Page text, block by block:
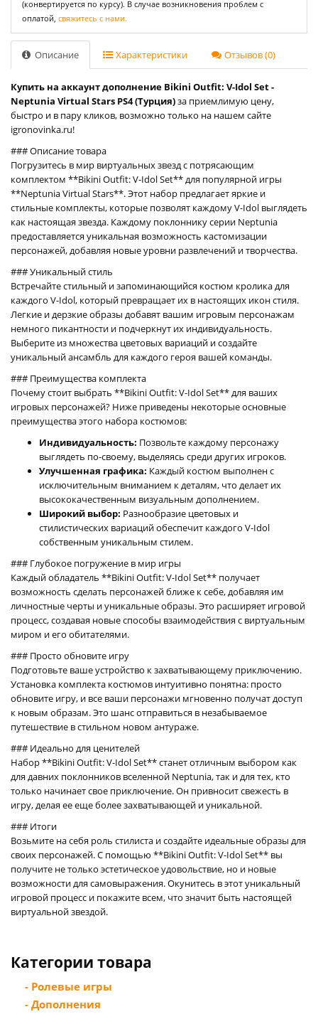
(конвертируется по курсу). В случае возникновения проблем с
оплатой, свяжитесь с нами.
Описание Характеристики Отзывов (0)
Купить на аккаунт дополнение Bikini Outfit: V-Idol Set -
Neptunia Virtual Stars PS4 (Турция)за приемлимую цену,
быстро и в пару кликов, возможно только на нашем сайте
igronovinka.ru!
### Описание товара
Погрузитесь в мир виртуальных звезд с потрясающим
комплектом **Bikini Outfit: V-Idol Set** для популярной игры
**Neptunia Virtual Stars**. Этот набор предлагает яркие и
стильные комплекты, которые позволят каждому V-Idol выглядеть
как настоящая звезда. Каждому поклоннику серии Neptunia
предоставляется уникальная возможность кастомизации
персонажей, добавляя новые уровни развлечений и творчества.
### Уникальный стиль
Встречайте стильный и запоминающийся костюм кролика для
каждого V-Idol, который превращает их в настоящих икон стиля.
Легкие и дерзкие образы добавят вашим игровым персонажам
немного пикантности и подчеркнут их индивидуальность.
Выберите из множества цветовых вариаций и создайте
уникальный ансамбль для каждого героя вашей команды.
### Преимущества комплекта
Почему стоит выбрать **Bikini Outfit: V-Idol Set** для ваших
игровых персонажей? Ниже приведены некоторые основные
преимущества этого набора костюмов:
Индивидуальность: Позвольте каждому персонажу
выглядеть по-своему, выделяясь среди других игроков.
Улучшенная графика: Каждый костюм выполнен с
исключительным вниманием к деталям, что делает их
высококачественным визуальным дополнением.
Широкий выбор: Разнообразие цветовых и
стилистических вариаций обеспечит каждого V-Idol
собственным уникальным стилем.
### Глубокое погружение в мир игры
Каждый обладатель **Bikini Outfit: V-Idol Set** получает
возможность сделать персонажей ближе к себе, добавляя им
личностные черты и уникальные образы. Это расширяет игровой
процесс, создавая новые способы взаимодействия с виртуальным
миром и его обитателями.
### Просто обновите игру
Подготовьте ваше устройство к захватывающему приключению.
Установка комплекта костюмов интуитивно понятна: просто
обновите игру, и все ваши персонажи мгновенно получат доступ
к новым образам. Это шанс отправиться в незабываемое
путешествие в стильном новом антураже.
### Идеально для ценителей
Набор **Bikini Outfit: V-Idol Set** станет отличным выбором как
для давних поклонников вселенной Neptunia, так и для тех, кто
только начинает свое приключение. Он привносит свежесть в
игру, делая ее еще более захватывающей и уникальной.
### Итоги
Возьмите на себя роль стилиста и создайте идеальные образы для
своих персонажей. С помощью **Bikini Outfit: V-Idol Set** вы
получите не только эстетическое удовольствие, но и новые
возможности для самовыражения. Окунитесь в этот уникальный
игровой процесс и покажите всем, что значит быть настоящей
виртуальной звездой.
Категории товара
- Ролевые игры
- Дополнения